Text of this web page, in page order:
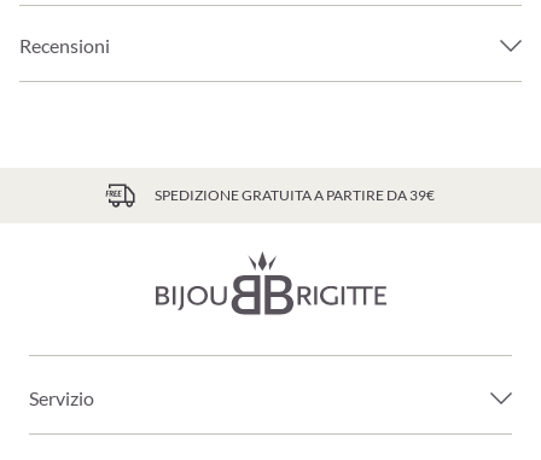
Recensioni
SPEDIZIONE GRATUITA A PARTIRE DA 39€
Servizio